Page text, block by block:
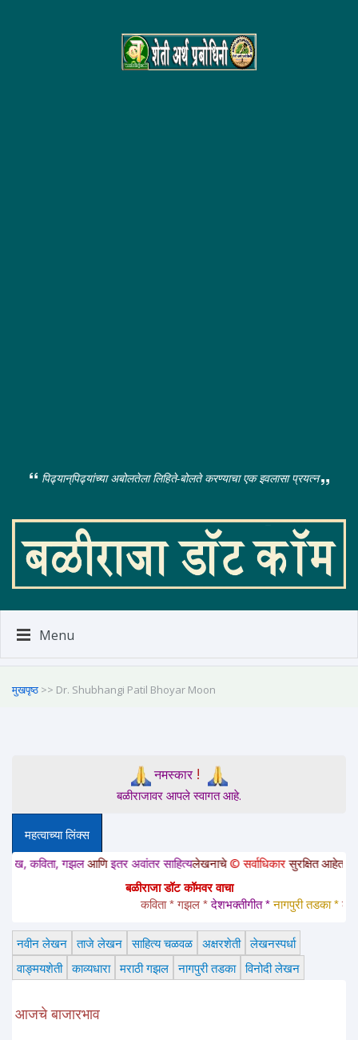
पिढ्यान्‌पिढ्यांच्या अबोलतेला लिहिते-बोलते करण्याचा एक इवलासा प्रयत्न
Menu
मुखपृष्ठ >> Dr. Shubhangi Patil Bhoyar Moon
नमस्कार!
बळीराजावर आपले स्वागत आहे.
महत्वाच्या लिंक्स
गझलआणिइतर अवांतर साहित्यलेखनाचे© सर्वाधिकारसुरक्षित आहेत. या
बळीराजा डॉट कॉमवर वाचा
कविता * गझल * देशभक्तीगीत * नागपुरी तडका * लावणी
नवीन लेखन ताजे लेखन साहित्य चळवळ अक्षरशेती लेखनस्पर्धा
वाङ्मयशेती काव्यधारा मराठी गझल नागपुरी तडका विनोदी लेखन
आजचे बाजारभाव